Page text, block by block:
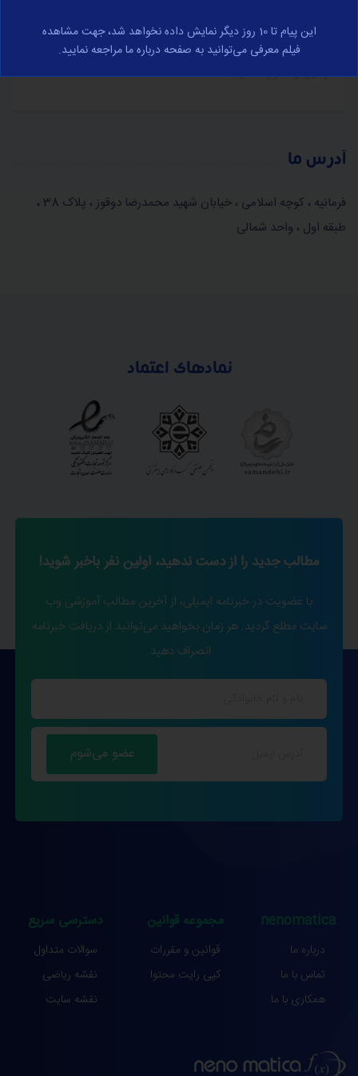
در مورد تجارت الکترونیک و با رعایت کامل قوانین جمهوری
اسلامی ایران صورت می‌پذیرد، برای مشاهده کامل وارد صفحه
قوانین و مقرارت شوید.
آدرس ما
فرمانیه ، کوچه اسلامی ، خیابان شهید محمدرضا دوقوز ، پلاک 38 ،
طبقه اول ، واحد شمالی
نمادهای اعتماد
مطالب جدید را از دست ندهید، اولین نفر باخبر شوید!
با عضویت در خبرنامه ایمیلی، از آخرین مطالب آموزشی وب
سایت مطلع گردید. هر زمان بخواهید می‌توانید از دریافت خبرنامه
انصراف دهید.
nenomatica
درباره ما
تماس با ما
همکاری با ما
مجموعه قوانین
قوانین و مقررات
کپی رایت محتوا
دسترسی سریع
سوالات متداول
نقشه ریاضی
نقشه سایت
این پیام تا 10 روز دیگر نمایش داده نخواهد شد، جهت مشاهده
فیلم معرفی می‌توانید به صفحه درباره ما مراجعه نمایید.